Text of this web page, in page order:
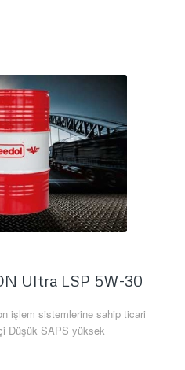
Ultra LSP 5W-30
işlem sistemlerine sahip ticari
Düşük SAPS yüksek